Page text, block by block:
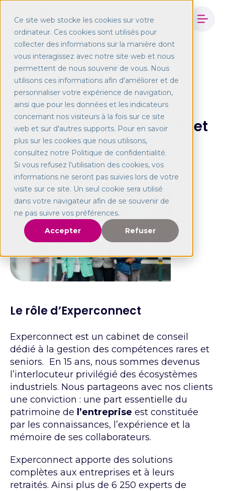
Ce site web stocke les cookies sur votre
ordinateur. Ces cookies sont utilisés pour
collecter des informations sur la manière dont
vous interagissez avec notre site web et nous
permettent de nous souvenir de vous. Nous
utilisons ces informations afin d'améliorer et de
personnaliser votre expérience de navigation,
ainsi que pour les données et les indicateurs
concernant nos visiteurs à la fois sur ce site
web et sur d'autres supports. Pour en savoir
plus sur les cookies que nous utilisons,
consultez notre Politique de confidentialité.
Si vous refusez l'utilisation des cookies, vos
informations ne seront pas suivies lors de votre
visite sur ce site. Un seul cookie sera utilisé
dans votre navigateur afin de se souvenir de
ne pas suivre vos préférences.
Accepter
Refuser
Accueil Blog Conférences Experactive
ENTERPRISES7
Dev 7 Conférences
Experactiv : Le plan Excell et
ses perspectives 4
25/06/2024
Le rôle d’Experconnect
Experconnect est un cabinet de conseil
dédié à la gestion des compétences rares et
seniors. En 15 ans, nous sommes devenus
l’interlocuteur privilégié des écosystèmes
industriels. Nous partageons avec nos clients
une conviction : une part essentielle du
patrimoine de l’entreprise est constituée
par les connaissances, l’expérience et la
mémoire de ses collaborateurs.
Experconnect apporte des solutions
complètes aux entreprises et à leurs
retraités. Ainsi plus de 6 250 experts de